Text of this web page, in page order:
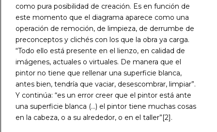
como pura posibilidad de creación. Es en función de
este momento que el diagrama aparece como una
operación de remoción, de limpieza, de derrumbe de
preconceptos y clichés con los que la obra ya carga.
“Todo ello está presente en el lienzo, en calidad de
imágenes, actuales o virtuales. De manera que el
pintor no tiene que rellenar una superficie blanca,
antes bien, tendría que vaciar, desescombrar, limpiar”.
Y continúa: “es un error creer que el pintor está ante
una superficie blanca (…) el pintor tiene muchas cosas
en la cabeza, o a su alrededor, o en el taller”[2].